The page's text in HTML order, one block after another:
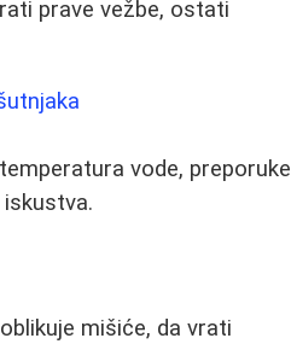
prave vežbe, ostati
vode, preporuke
mišiće, da vrati